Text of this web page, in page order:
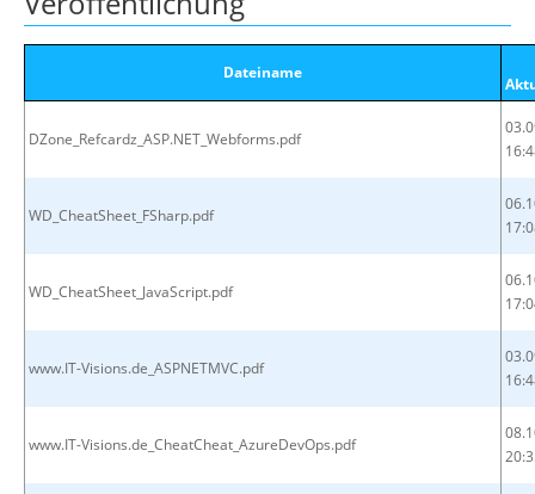
Dateiname
DZone_Refcardz_ASP.NET_Webforms.pdf
WD_CheatSheet_FSharp.pdf
WD_CheatSheet_JavaScript.pdf
www.IT-Visions.de_ASPNETMVC.pdf
www.IT-Visions.de_CheatCheat_AzureDevOps.pdf